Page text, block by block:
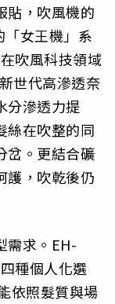
貼，吹風機的
女王機」系
吹風科技領域
世代高滲透奈
分滲透力提
絲在吹整的同
岔。更結合礦
護，吹乾後仍
需求。EH-
種個人化選
依照髮質與場